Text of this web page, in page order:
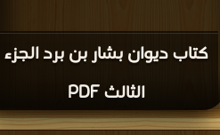
كتاب ديوان بشار بن برد الجزء
الثالث PDF